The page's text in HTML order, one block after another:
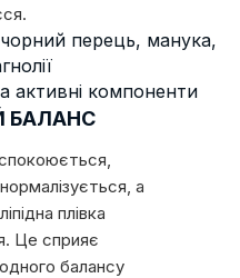
БАЛАНС
а
плівка
Це сприяє
балансу